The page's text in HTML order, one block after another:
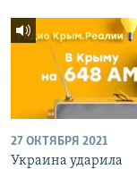
27 ОКТЯБРЯ 2021
Украина ударила